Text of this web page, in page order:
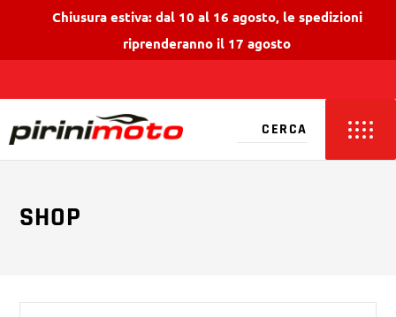
Chiusura estiva: dal 10 al 16 agosto, le spedizioni
riprenderanno il 17 agosto
SHOP